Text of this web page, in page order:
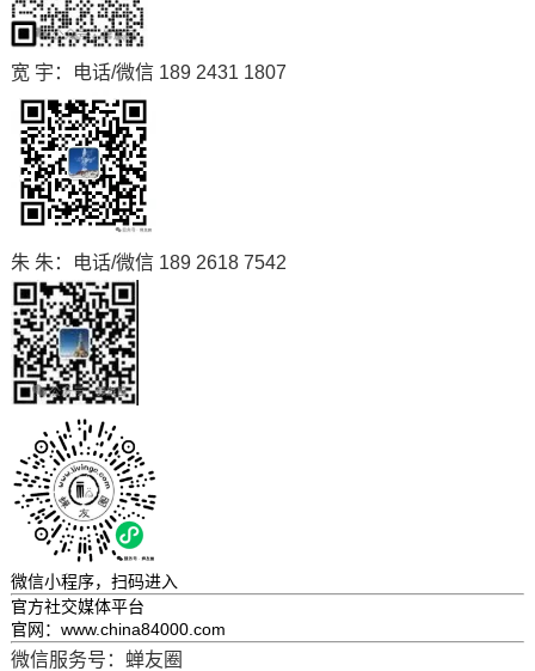
宽 宇：电话/微信 189 2431 1807
朱 朱：电话/微信 189 2618 7542
微信小程序， 扫码进入
官方社交媒体平台
官网：www.china84000.com
微信服务号：蝉友圈